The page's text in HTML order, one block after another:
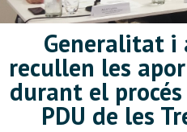
Generalitat i
recullen les
durant el
PDU de les